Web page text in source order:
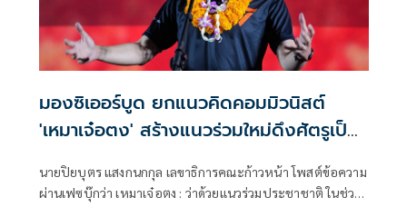
มองซิเออร์บูด ยกแนวคิดคอมมิวนิสต์
'เหมาเจ๋อตง' สร้างแนวร่วมใหม่ดึงศัตรูเป็น
นายปิยบุตร แสงกนกกุล เลขาธิการคณะก้าวหน้า โพสต์ข้อความ
ผ่านเฟซบุ๊กว่า เหมาเจ๋อตง : ว่าด้วยแนวร่วมประชาชาติ ในช่วง